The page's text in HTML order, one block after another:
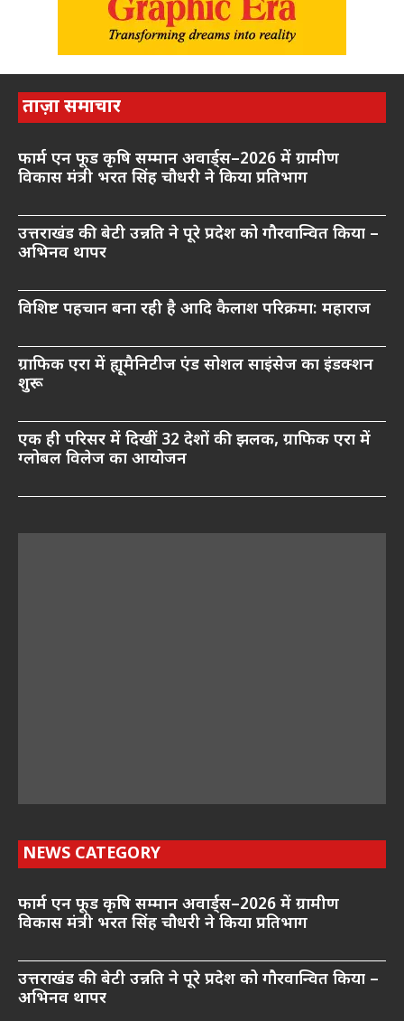
ताज़ा समाचार
फार्म एन फूड कृषि सम्मान अवार्ड्स–2026 में ग्रामीण
विकास मंत्री भरत सिंह चौधरी ने किया प्रतिभाग
उत्तराखंड की बेटी उन्नति ने पूरे प्रदेश को गौरवान्वित किया –
अभिनव थापर
विशिष्ट पहचान बना रही है आदि कैलाश परिक्रमा: महाराज
ग्राफिक एरा में ह्यूमैनिटीज एंड सोशल साइंसेज का इंडक्शन
शुरू
एक ही परिसर में दिखीं 32 देशों की झलक, ग्राफिक एरा में
ग्लोबल विलेज का आयोजन
NEWS CATEGORY
फार्म एन फूड कृषि सम्मान अवार्ड्स–2026 में ग्रामीण
विकास मंत्री भरत सिंह चौधरी ने किया प्रतिभाग
उत्तराखंड की बेटी उन्नति ने पूरे प्रदेश को गौरवान्वित किया –
अभिनव थापर